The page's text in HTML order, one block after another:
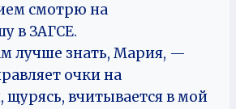
смотрю на
в ЗАГСЕ.
лучше знать, Мария, —
очки на
щурясь, вчитывается в мой